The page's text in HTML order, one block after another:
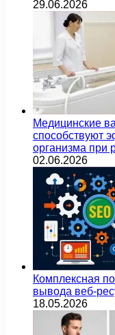
29.06.2026
Медицинские
способствуют
организма при
02.06.2026
Комплексная
вывода веб-
18.05.2026